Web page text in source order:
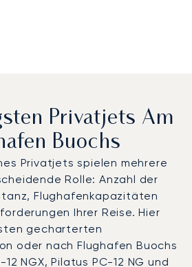
Privatjets Am
Buochs
Privatjets spielen mehrere
Rolle: Anzahl der
Flughafenkapazitäten
Ihrer Reise. Hier
gecharterten
oder nach Flughafen Buochs
NGX, Pilatus PC-12 NG und